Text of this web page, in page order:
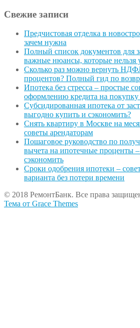
Свежие записи
Предчистовая отделка в
зачем нужна
Полный список документов для
важные нюансы, которые нельзя
Сколько раз можно вернуть
процентов? Полный гид по
Ипотека без стресса – простые
оформлению кредита на
Субсидированная ипотека от
выгодно купить и сэкономить?
Снять квартиру в Москве на
советы арендаторам
Пошаговое руководство по
вычета на ипотечные проценты
сэкономить
Сроки одобрения ипотеки –
варианта без потери времени
© 2018 РемонтБанк. Все права
Тема от Grace Themes